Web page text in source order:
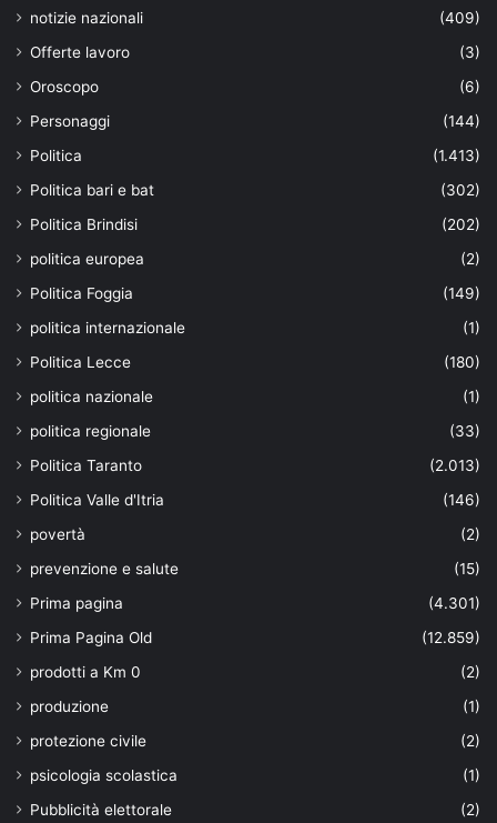
notizie nazionali
(409)
Offerte lavoro
(3)
Oroscopo
(6)
Personaggi
(144)
Politica
(1.413)
Politica bari e bat
(302)
Politica Brindisi
(202)
politica europea
(2)
Politica Foggia
(149)
politica internazionale
(1)
Politica Lecce
(180)
politica nazionale
(1)
politica regionale
(33)
Politica Taranto
(2.013)
Politica Valle d'Itria
(146)
povertà
(2)
prevenzione e salute
(15)
Prima pagina
(4.301)
Prima Pagina Old
(12.859)
prodotti a Km 0
(2)
produzione
(1)
protezione civile
(2)
psicologia scolastica
(1)
Pubblicità elettorale
(2)